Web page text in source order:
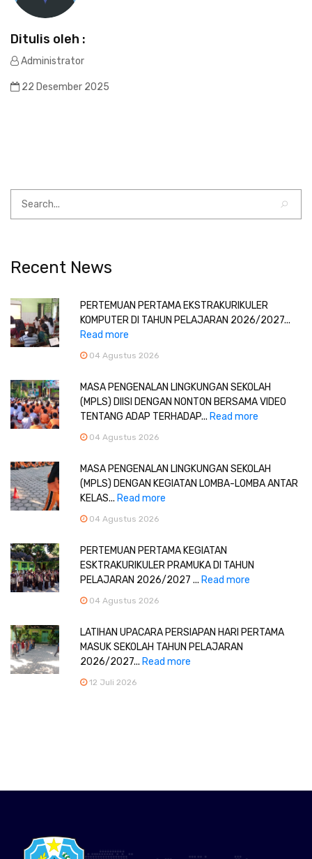
Ditulis oleh :
Administrator
22 Desember 2025
Recent News
PERTEMUAN PERTAMA EKSTRAKURIKULER
KOMPUTER DI TAHUN PELAJARAN 2026/2027...
Read more
04 Agustus 2026
MASA PENGENALAN LINGKUNGAN SEKOLAH
(MPLS) DIISI DENGAN NONTON BERSAMA VIDEO
TENTANG ADAP TERHADAP... Read more
04 Agustus 2026
MASA PENGENALAN LINGKUNGAN SEKOLAH
(MPLS) DENGAN KEGIATAN LOMBA-LOMBA ANTAR
KELAS... Read more
04 Agustus 2026
PERTEMUAN PERTAMA KEGIATAN
ESKTRAKURIKULER PRAMUKA DI TAHUN
PELAJARAN 2026/2027 ... Read more
04 Agustus 2026
LATIHAN UPACARA PERSIAPAN HARI PERTAMA
MASUK SEKOLAH TAHUN PELAJARAN
2026/2027... Read more
12 Juli 2026